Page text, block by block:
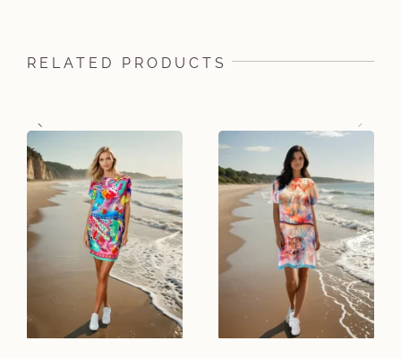
RELATED PRODUCTS